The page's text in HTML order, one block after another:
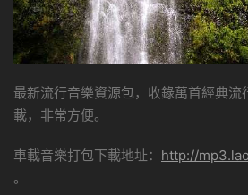
最新流行音樂資源包，收錄萬首經典流
載，非常方便。
車載音樂打包下載地址： http://
。